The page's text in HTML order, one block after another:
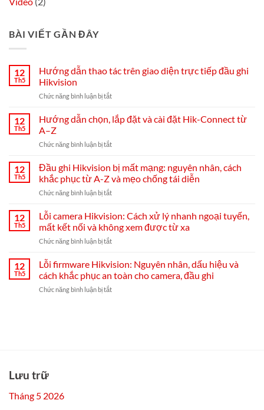
BÀI VIẾT GẦN ĐÂY
12
Th5
Hướng dẫn thao tác trên giao diện trực tiếp đầu ghi
Hikvision
Chức năng bình luận bị tắtở
dẫn
thao
trên
diện
trực
đầu
Hikvision
12
Th5
Hướng dẫn chọn, lắp đặt và cài đặt Hik-Connect từ
A–Z
Chức năng bình luận bị tắtở
dẫn
chọn,
lắp
đặt
cài
đặt
Hik-
Connect
A–
Z
12
Th5
Đầu ghi Hikvision bị mất mạng: nguyên nhân, cách
khắc phục từ A-Z và mẹo chống tái diễn
Chức năng bình luận bị tắtở
Hikvision
bị
mất
nguyên
nhân,
khắc
12
Th5
Lỗi camera Hikvision: Cách xử lý nhanh ngoại tuyến,
mất kết nối và không xem được từ xa
Chức năng bình luận bị tắtở
camera
Hikvision:
Cách
xử
12
Th5
Lỗi firmware Hikvision: Nguyên nhân, dấu hiệu và
cách khắc phục an toàn cho camera, đầu ghi
Chức năng bình luận bị tắtở
Lưu trữ
Tháng 5 2026